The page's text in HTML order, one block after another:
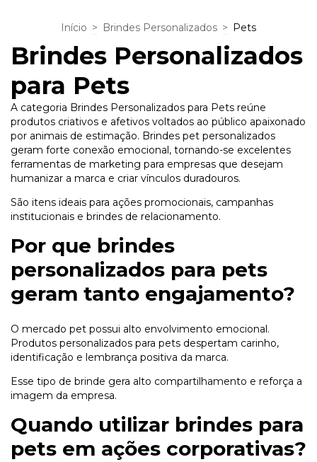
Início > Brindes Personalizados > Pets
Brindes Personalizados
para Pets
A categoria Brindes Personalizados para Pets reúne
produtos criativos e afetivos voltados ao público apaixonado
por animais de estimação. Brindes pet personalizados
geram forte conexão emocional, tornando-se excelentes
ferramentas de marketing para empresas que desejam
humanizar a marca e criar vínculos duradouros.
São itens ideais para ações promocionais, campanhas
institucionais e brindes de relacionamento.
Por que brindes
personalizados para pets
geram tanto engajamento?
O mercado pet possui alto envolvimento emocional.
Produtos personalizados para pets despertam carinho,
identificação e lembrança positiva da marca.
Esse tipo de brinde gera alto compartilhamento e reforça a
imagem da empresa.
Quando utilizar brindes para
pets em ações corporativas?